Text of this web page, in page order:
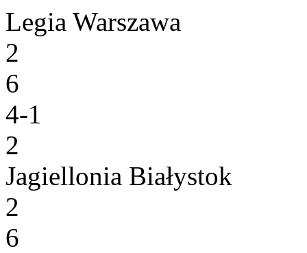
Legia Warszawa
2
6
4-1
2
Jagiellonia Białystok
2
6